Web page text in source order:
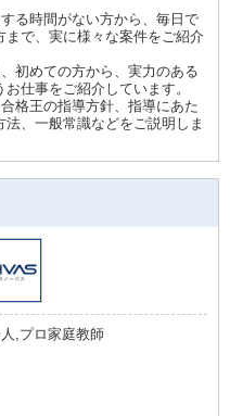
る時間がない方から、毎日で
まで、実に様々な案件をご紹介
初めての方から、実力のある
仕事をご紹介しています。
格王の指導方針、指導にあた
法、一般常識などをご説明しま
,プロ家庭教師